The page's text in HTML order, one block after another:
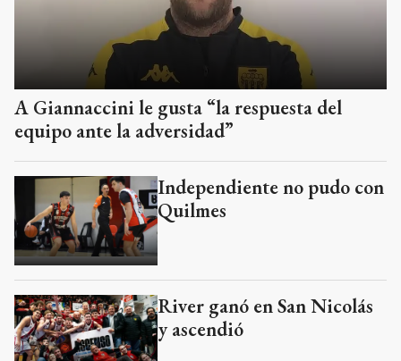
A Giannaccini le gusta “la respuesta del
equipo ante la adversidad”
Independiente no pudo con
Quilmes
River ganó en San Nicolás
y ascendió